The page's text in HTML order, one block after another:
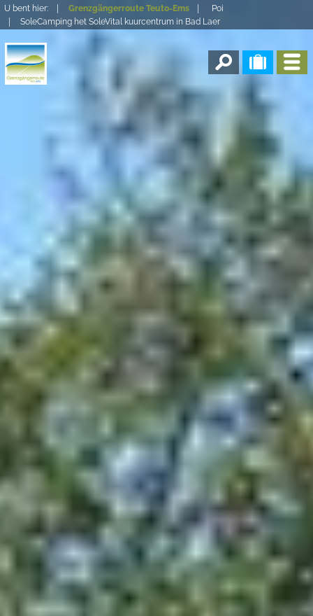
U bent hier: Grenzgängerroute Teuto-Ems
Poi
SoleCamping het SoleVital kuurcentrum in Bad Laer